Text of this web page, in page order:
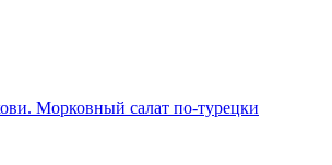
Морковный салат по-турецки